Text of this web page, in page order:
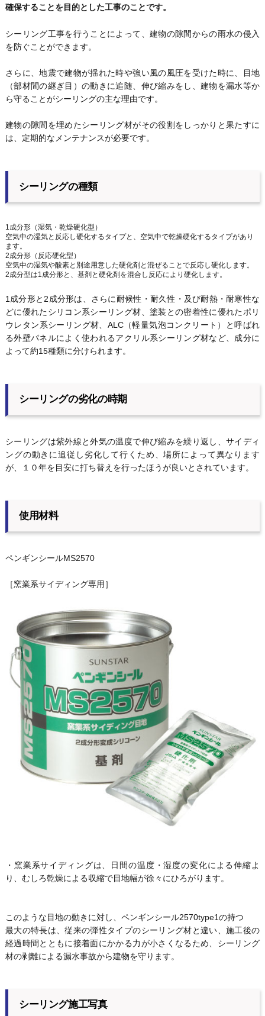
確保することを目的とした工事のことです。
シーリング工事を行うことによって、建物の隙間からの雨水の侵入
を防ぐことができます。
さらに、地震で建物が揺れた時や強い風の風圧を受けた時に、目地
（部材間の継ぎ目）の動きに追随、伸び縮みをし、建物を漏水等か
ら守ることがシーリングの主な理由です。
建物の隙間を埋めたシーリング材がその役割をしっかりと果たすに
は、定期的なメンテナンスが必要です。
シーリングの種類
1成分形（湿気・乾燥硬化型）
空気中の湿気と反応し硬化するタイプと、空気中で乾燥硬化するタイプがあり
ます。
2成分形（反応硬化型）
空気中の湿気や酸素と別途用意した硬化剤と混ぜることで反応し硬化します。
2成分型は1成分形と、基剤と硬化剤を混合し反応により硬化します。
1成分形と2成分形は、さらに耐候性・耐久性・及び耐熱・耐寒性な
どに優れたシリコン系シーリング材、塗装との密着性に優れたポリ
ウレタン系シーリング材、ALC（軽量気泡コンクリート）と呼ばれ
る外壁パネルによく使われるアクリル系シーリング材など、成分に
よって約15種類に分けられます。
シーリングの劣化の時期
シーリングは紫外線と外気の温度で伸び縮みを繰り返し、サイディ
ングの動きに追従し劣化して行くため、場所によって異なります
が、１０年を目安に打ち替えを行ったほうが良いとされています。
使用材料
ペンギンシールMS2570
［窯業系サイディング専用］
・窯業系サイディングは、日間の温度・湿度の変化による伸縮よ
り、むしろ乾燥による収縮で目地幅が徐々にひろがります。
このような目地の動きに対し、ペンギンシール2570type1の持つ
最大の特長は、従来の弾性タイプのシーリング材と違い、施工後の
経過時間とともに接着面にかかる力が小さくなるため、シーリング
材の剥離による漏水事故から建物を守ります。
シーリング施工写真